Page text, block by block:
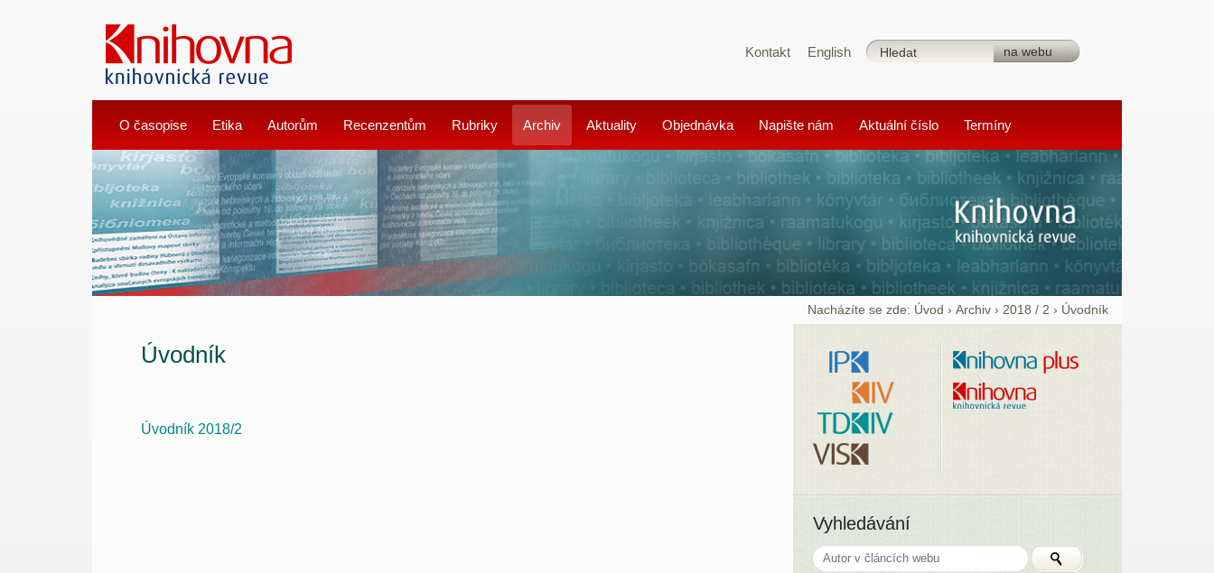
Kontakt English
O časopise Etika Autorům Recenzentům Rubriky Archiv Aktuality Objednávka Napište nám Aktuální číslo Termíny
Nacházíte se zde: Úvod ›Archiv › 2018 / 2 › Úvodník
Úvodník
Úvodník 2018/2
Vyhledávání